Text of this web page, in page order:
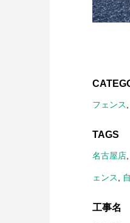
フェンス
TAGS
名古屋店,
ェンス
工事名